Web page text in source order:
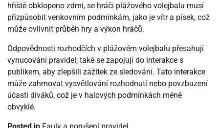
hřiště obklopeno zdmi, se hráči plážového volejbalu musí
přizpůsobit venkovním podmínkám, jako je vítr a písek, což
může ovlivnit průběh hry a výkon hráčů.
Odpovědnosti rozhodčích v plážovém volejbalu přesahují
vynucování pravidel; také se zapojují do interakce s
publikem, aby zlepšili zážitek ze sledování. Tato interakce
může zahrnovat vysvětlování rozhodnutí nebo povzbuzení
účasti diváků, což je v halových podmínkách méně
obvyklé.